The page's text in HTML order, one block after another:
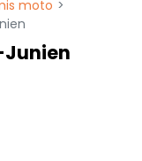
moto